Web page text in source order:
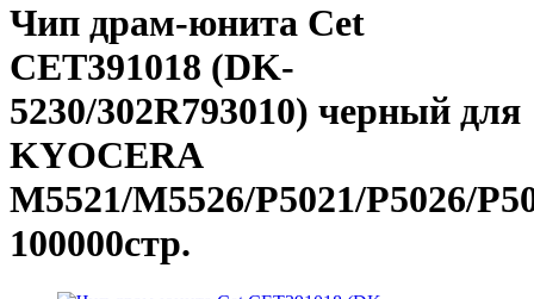
Чип драм-юнита Cet
CET391018 (DK-
5230/302R793010) черный для
KYOCERA
M5521/M5526/P5021/P5026/
100000стр.